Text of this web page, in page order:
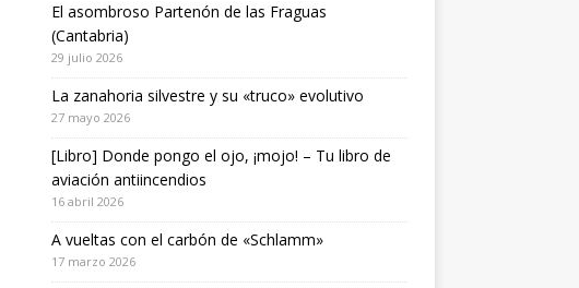
El asombroso Partenón de las Fraguas
(Cantabria)
29 julio 2026
La zanahoria silvestre y su «truco» evolutivo
27 mayo 2026
[Libro] Donde pongo el ojo, ¡mojo! – Tu libro de
aviación antiincendios
16 abril 2026
A vueltas con el carbón de «Schlamm»
17 marzo 2026